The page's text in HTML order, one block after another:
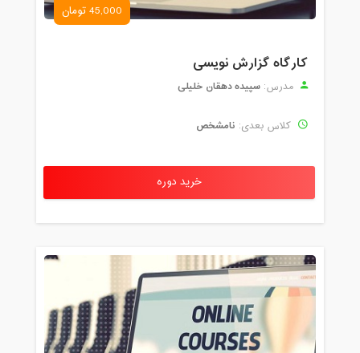
45,000 تومان
کارگاه گزارش نویسی
مدرس: سپیده دهقان خلیلی
کلاس بعدی: نامشخص
خرید دوره